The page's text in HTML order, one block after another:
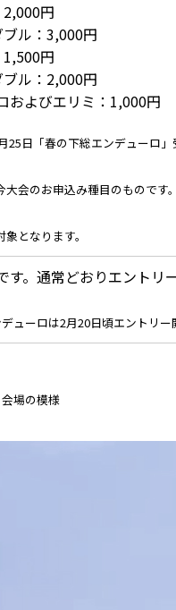
2,000円
ル：3,000円
1,500円
ル：2,000円
およびエリミ：1,000円
日「春の下総エンデューロ
会のお申込み種目のものです
となります。
す。通常どおりエントリ
ューロは2月20日頃エントリー
場の模様